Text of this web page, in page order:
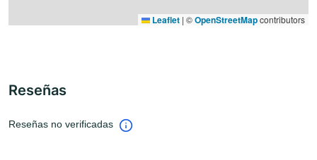
Leaflet | ©OpenStreetMapcontributors
Reseñas
Reseñas no verificadas